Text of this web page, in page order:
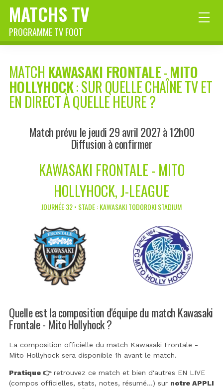
MATCHS TV
PROGRAMME TV FOOT
MATCH KAWASAKI FRONTALE-MITO
HOLLYHOCK: SUR QUELLE CHAÎNE TV ET
EN DIRECT À QUELLE HEURE ?
Match prévu le jeudi 29 avril 2027 à 12h00
Diffusion à confirmer
KAWASAKI FRONTALE - MITO
HOLLYHOCK, J-LEAGUE
JOURNÉE 32 • STADE : KAWASAKI TODOROKI STADIUM
Quelle est la composition d'équipe du match Kawasaki
Frontale - Mito Hollyhock ?
La composition officielle du match Kawasaki Frontale -
Mito Hollyhock sera disponible 1h avant le match.
Pratique 👉retrouvez ce match et bien d'autres EN LIVE
(compos officielles, stats, notes, résumé...) sur notre APPLI